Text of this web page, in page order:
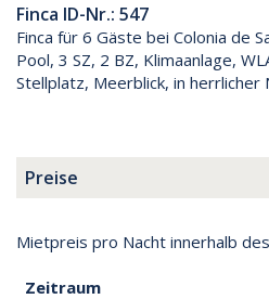
Finca ID-Nr.: 547
Finca für 6 Gäste bei Colonia de
Pool, 3 SZ, 2 BZ, Klimaanlage,
Stellplatz, Meerblick, in herrlicher
Preise
Mietpreis pro Nacht innerhalb
Zeitraum